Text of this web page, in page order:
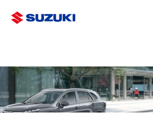
Suzuki Connect LV